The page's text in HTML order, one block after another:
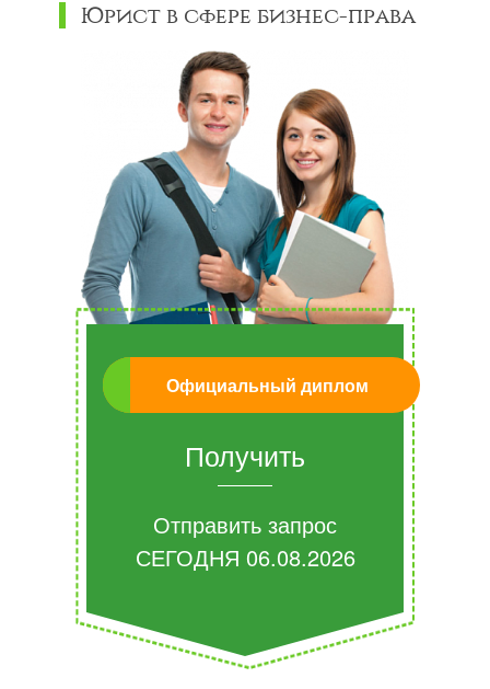
Юрист в сфере бизнес-права
Официальный диплом
Получить
Отправить запрос
СЕГОДНЯ 06.08.2026